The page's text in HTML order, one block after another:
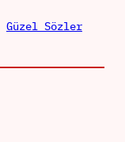
Güzel Sözler